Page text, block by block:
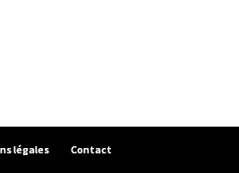
légales Contact